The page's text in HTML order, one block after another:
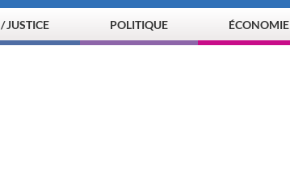
JUSTICE POLITIQUE ÉCONOMIE